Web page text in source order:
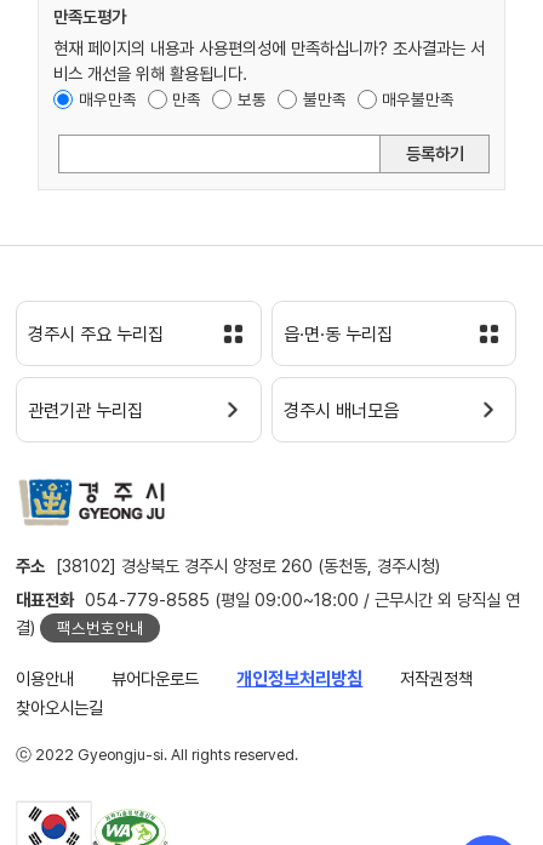
만족도평가
현재 페이지의 내용과 사용편의성에 만족하십니까? 조사결과는 서
비스 개선을 위해 활용됩니다.
매우만족 만족 보통 불만족 매우불만족
등록하기
경주시 주요 누리집 읍·면·동 누리집
관련기관 누리집 경주시 배너모음
주소 [38102] 경상북도 경주시 양정로 260 (동천동, 경주시청)
대표전화 054-779-8585 (평일 09:00~18:00 / 근무시간 외 당직실 연
결)
팩스번호안내
이용안내 뷰어다운로드 개인정보처리방침
저작권정책
찾아오시는길
ⓒ 2022 Gyeongju-si. All rights reserved.